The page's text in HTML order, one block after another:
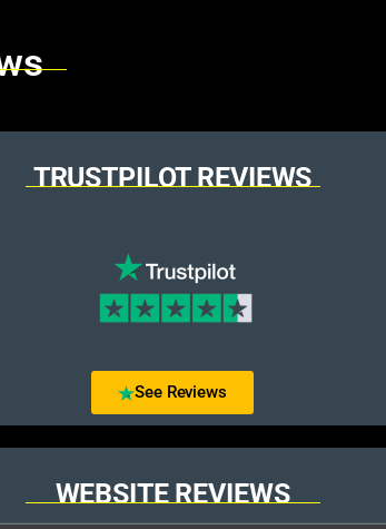
TRUSTPILOT REVIEWS
See Reviews
WEBSITE REVIEWS